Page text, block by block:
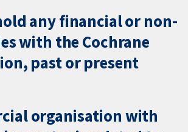
any financial or non-
with the Cochrane
past or present
organisation with